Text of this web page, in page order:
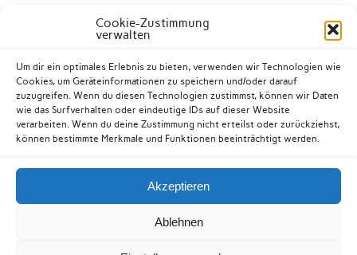
Cookie-Zustimmung
verwalten
Um dir ein optimales Erlebnis zu bieten, verwenden wir Technologien wie
Cookies, um Geräteinformationen zu speichern und/oder darauf
zuzugreifen. Wenn du diesen Technologien zustimmst, können wir Daten
wie das Surfverhalten oder eindeutige IDs auf dieser Website
verarbeiten. Wenn du deine Zustimmung nicht erteilst oder zurückziehst,
können bestimmte Merkmale und Funktionen beeinträchtigt werden.
Akzeptieren
Ablehnen
Datenschutzerklärung